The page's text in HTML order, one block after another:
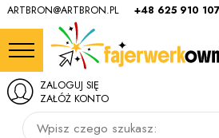
ARTBRON@ARTBRON.PL +48 625 910 107
Wpisz czego szukasz:
ZALOGUJ SIĘ
ZAŁÓŻ KONTO